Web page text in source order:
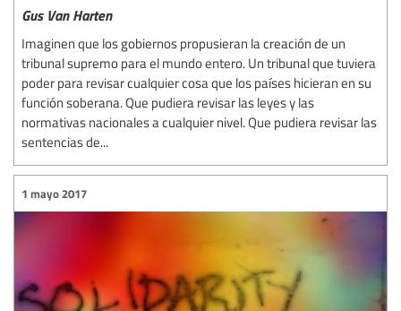
Gus Van Harten
Imaginen que los gobiernos propusieran la creación de un
tribunal supremo para el mundo entero. Un tribunal que tuviera
poder para revisar cualquier cosa que los países hicieran en su
función soberana. Que pudiera revisar las leyes y las
normativas nacionales a cualquier nivel. Que pudiera revisar las
sentencias de...
1 mayo 2017